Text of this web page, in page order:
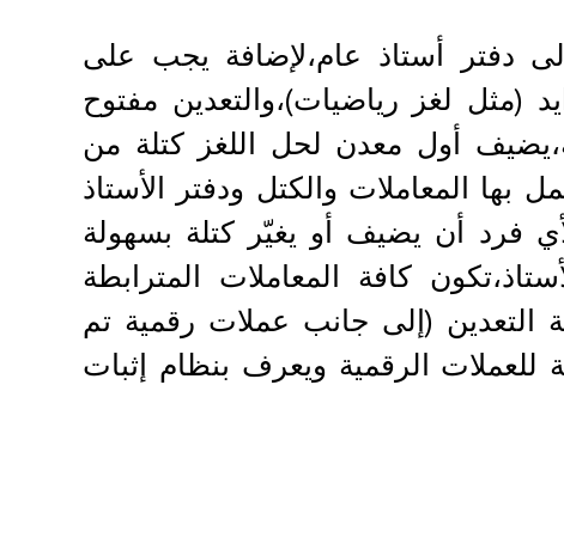
دفتر أستاذ عام،لإضافة يجب على
لغز رياضيات)،والتعدين مفتوح
أول معدن لحل اللغز كتلة من
بها المعاملات والكتل ودفتر الأستاذ
فرد أن يضيف أو يغيّر كتلة بسهولة
كافة المعاملات المترابطة
(إلى جانب عملات رقمية تم
للعملات الرقمية ويعرف بنظام إثبات